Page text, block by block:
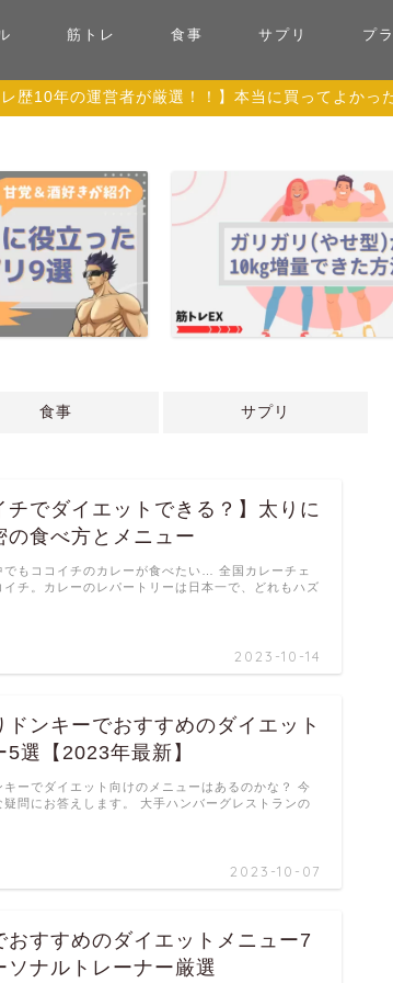
筋トレ 食事 サプリ プ
歴10年の運営者が厳選！！】本当に買ってよかっ
食事 サプリ
チでダイエットできる？】太りに
の食べ方とメニュー
2023-10-14
でもココイチのカレーが食べたい… 全国カレーチェ
イチ。カレーのレパートリーは日本一で、どれもハズ
ドンキーでおすすめのダイエット
5選【2023年最新】
2023-10-07
キーでダイエット向けのメニューはあるのかな？ 今
疑問にお答えします。 大手ハンバーグレストランの
おすすめのダイエットメニュー7
ソナルトレーナー厳選